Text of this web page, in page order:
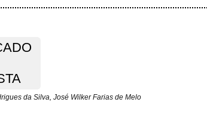
da Silva, José Wilker Farias de Melo